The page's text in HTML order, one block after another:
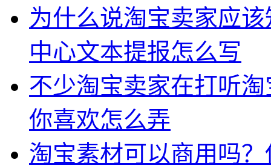
为什么说淘宝卖家应
中心文本提报怎么写
不少淘宝卖家在打听
你喜欢怎么弄
淘宝素材可以商用吗